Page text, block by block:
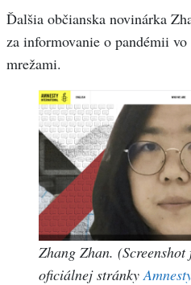
Ďalšia občianska novinárka
za informovanie o pandémii
mrežami.
Zhang Zhan.
oficiálnej stránky